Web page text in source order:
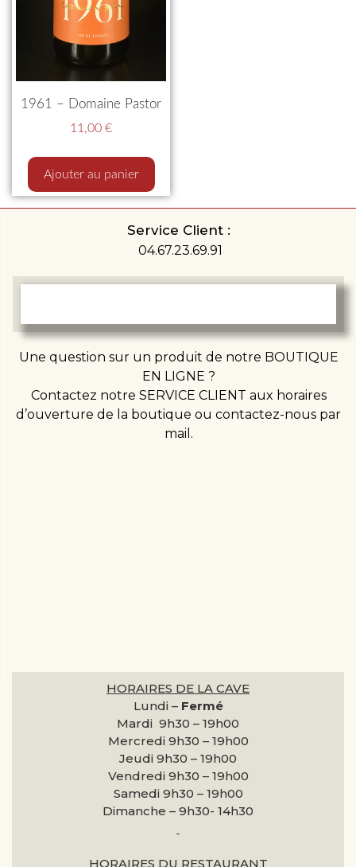
1961 – Domaine Pastor
11,00 €
Ajouter au panier
HORAIRES DE LA CAVE
Lundi – Fermé
Mardi 9h30 – 19h00
Mercredi 9h30 – 19h00
Jeudi 9h30 – 19h00
Vendredi 9h30 – 19h00
Samedi 9h30 – 19h00
Dimanche – 9h30- 14h30
HORAIRES DU RESTAURANT
Une question sur un produit de notre BOUTIQUE
EN LIGNE ?
Contactez notre SERVICE CLIENT aux horaires
d’ouverture de la boutique ou contactez-nous par
mail.
Service Client :
04.67.23.69.91